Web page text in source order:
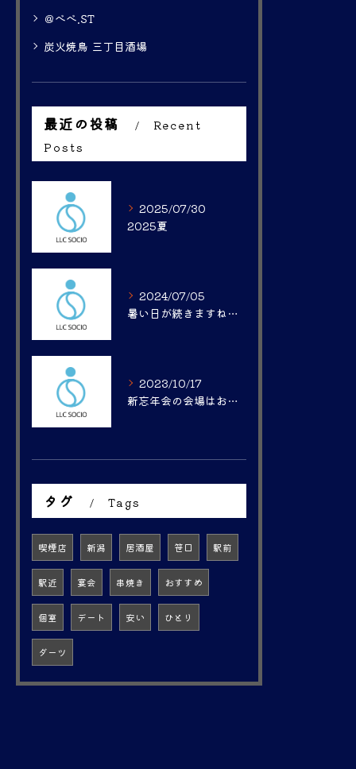
＠べべ.ST
炭火焼鳥 三丁目酒場
最近の投稿
Recent
Posts
2025/07/30
2025夏
2024/07/05
暑い日が続きますね。。
2023/10/17
新忘年会の会場はお決まりですか？
タグ Tags
喫煙店 新潟 居酒屋 笹口 駅前
駅近 宴会 串焼き おすすめ
個室 デート 安い ひとり
ダーツ